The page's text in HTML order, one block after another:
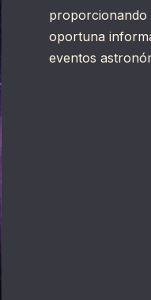
oportuna
eventos